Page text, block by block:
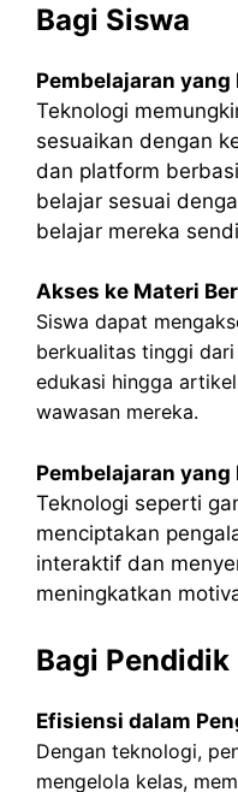
Bagi Siswa
Pembelajaran yang
Teknologi
sesuaikan dengan
dan platform
belajar sesuai
belajar mereka
Akses ke Materi
Siswa dapat
berkualitas tinggi
edukasi hingga
wawasan mereka.
Pembelajaran
Teknologi seperti
menciptakan
interaktif dan
meningkatkan
Bagi Pendidik
Efisiensi dalam
Dengan teknologi,
mengelola kelas,